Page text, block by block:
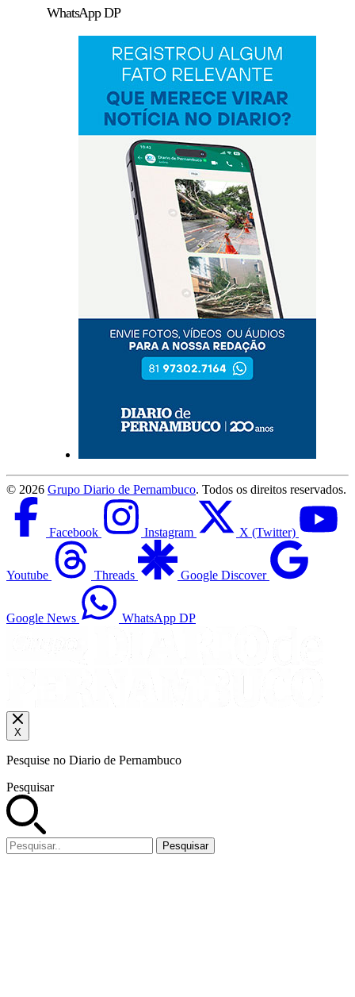
WhatsApp DP
© 2026 Grupo Diario de Pernambuco. Todos os direitos reservados.
Facebook Instagram X (Twitter)
Youtube Threads Google Discover
Google News WhatsApp DP
X
Pesquise no Diario de Pernambuco
Pesquisar
Pesquisar